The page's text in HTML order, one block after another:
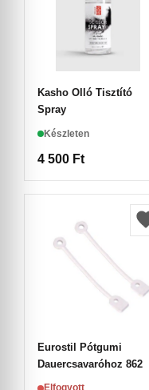
Kasho Olló Tisztító
Spray
Készleten
4 500 Ft
Eurostil Pótgumi
Dauercsavaróhoz 862
Elfogyott